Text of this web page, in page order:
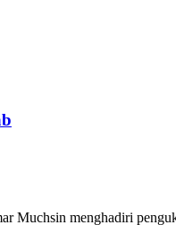
Muchsin menghadiri